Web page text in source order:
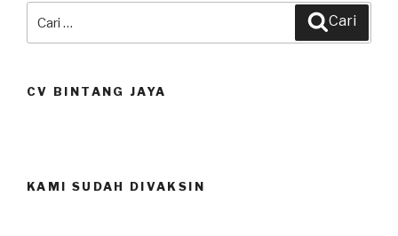
Cari
CV BINTANG JAYA
KAMI SUDAH DIVAKSIN